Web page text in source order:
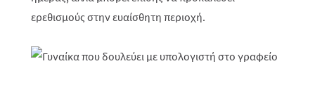
ερεθισμούς στην ευαίσθητη περιοχή.